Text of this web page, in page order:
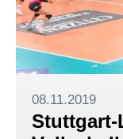
08.11.2019
Stuttgart-